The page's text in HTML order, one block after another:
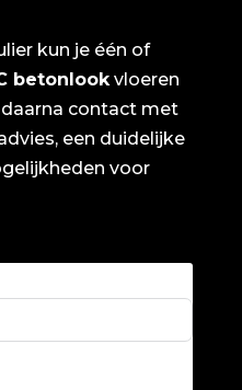
kun je één of
betonlookvloeren
contact met
een duidelijke
voor